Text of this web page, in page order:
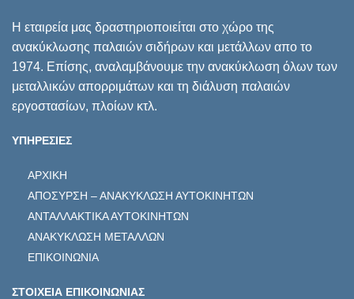
Η εταιρεία μας δραστηριοποιείται στο χώρο της
ανακύκλωσης παλαιών σιδήρων και μετάλλων απο το
1974. Επίσης, αναλαμβάνουμε την ανακύκλωση όλων των
μεταλλικών απορριμάτων και τη διάλυση παλαιών
εργοστασίων, πλοίων κτλ.
ΥΠΗΡΕΣΙΕΣ
ΑΡΧΙΚΗ
ΑΠΟΣΥΡΣΗ – ΑΝΑΚΥΚΛΩΣΗ ΑΥΤΟΚΙΝΗΤΩΝ
ΑΝΤΑΛΛΑΚΤΙΚΑ ΑΥΤΟΚΙΝΗΤΩΝ
ΑΝΑΚΥΚΛΩΣΗ ΜΕΤΑΛΛΩΝ
ΕΠΙΚΟΙΝΩΝΙΑ
ΣΤΟΙΧΕΙΑ ΕΠΙΚΟΙΝΩΝΙΑΣ